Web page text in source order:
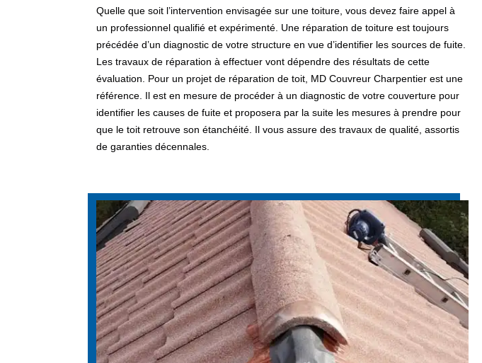
Quelle que soit l’intervention envisagée sur une toiture, vous devez faire appel à
un professionnel qualifié et expérimenté. Une réparation de toiture est toujours
précédée d’un diagnostic de votre structure en vue d’identifier les sources de fuite.
Les travaux de réparation à effectuer vont dépendre des résultats de cette
évaluation. Pour un projet de réparation de toit, MD Couvreur Charpentier est une
référence. Il est en mesure de procéder à un diagnostic de votre couverture pour
identifier les causes de fuite et proposera par la suite les mesures à prendre pour
que le toit retrouve son étanchéité. Il vous assure des travaux de qualité, assortis
de garanties décennales.